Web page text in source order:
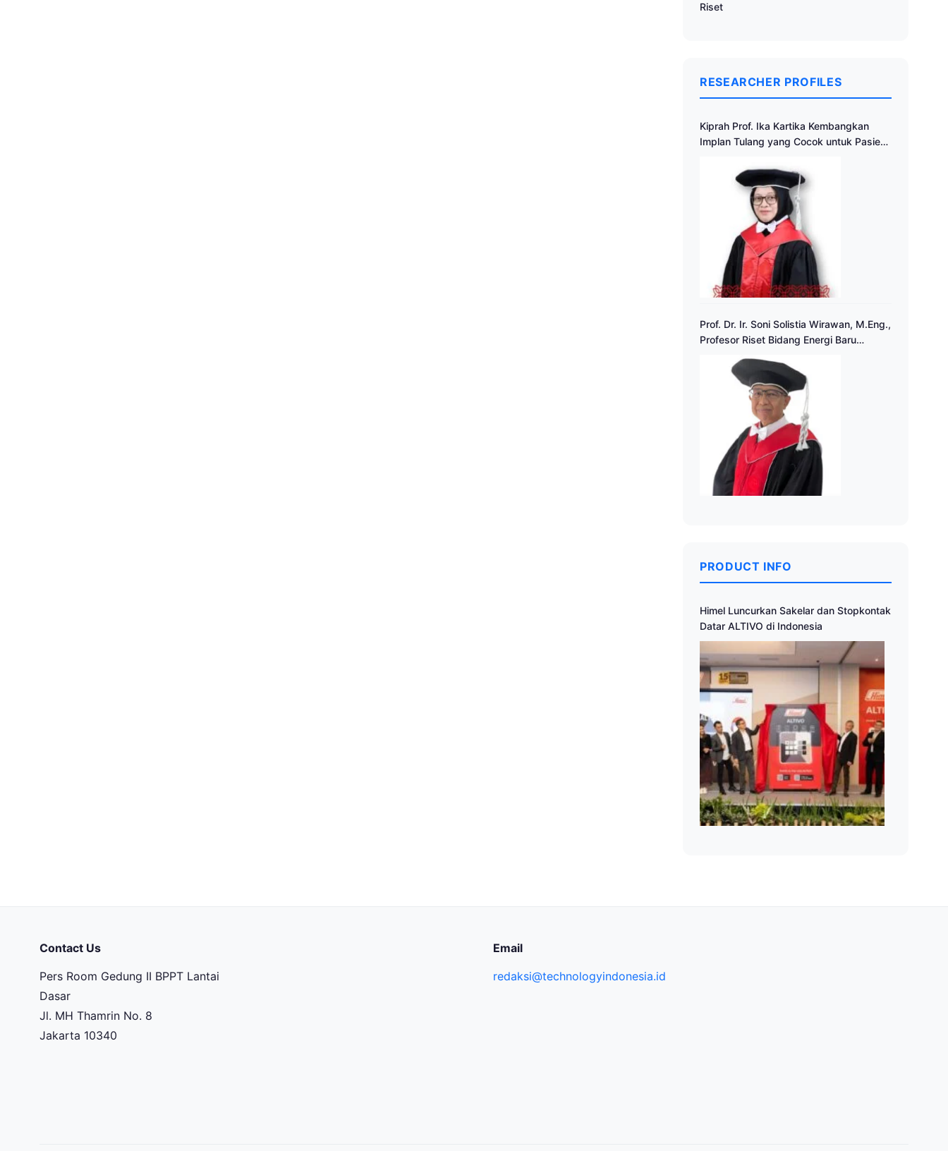
Riset
RESEARCHER PROFILES
Kiprah Prof. Ika Kartika Kembangkan
Implan Tulang yang Cocok untuk Pasien
Prof. Dr. Ir. Soni Solistia Wirawan, M.Eng.,
Profesor Riset Bidang Energi Baru
PRODUCT INFO
Himel Luncurkan Sakelar dan Stopkontak
Datar ALTIVO di Indonesia
Contact Us
Pers Room Gedung II BPPT Lantai
Dasar
Jl. MH Thamrin No. 8
Jakarta 10340
Email
redaksi@technologyindonesia.id